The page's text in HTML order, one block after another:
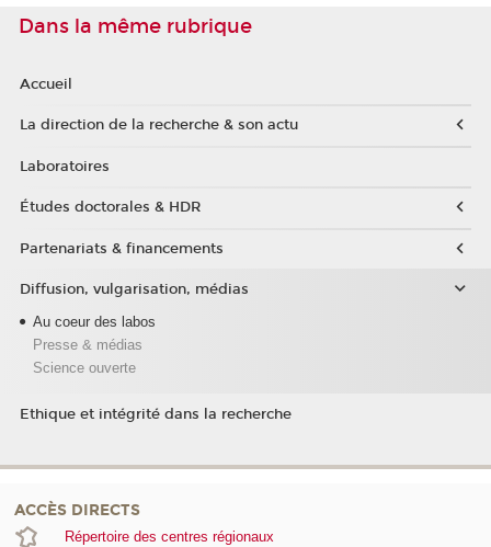
Dans la même rubrique
Accueil
La direction de la recherche & son actu
Laboratoires
Études doctorales & HDR
Partenariats & financements
Diffusion, vulgarisation, médias
Au coeur des labos
Presse & médias
Science ouverte
Ethique et intégrité dans la recherche
ACCÈS DIRECTS
Répertoire des centres régionaux